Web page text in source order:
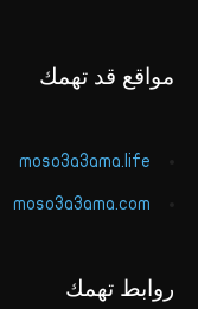
مواقع قد تهمك
moso3a3ama.life
moso3a3ama.com
روابط تهمك